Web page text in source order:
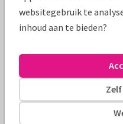
Productinformatie
Kleurige kaart van een
Alle kaarten zijn
websitegebruik te
inhoud aan te bieden?